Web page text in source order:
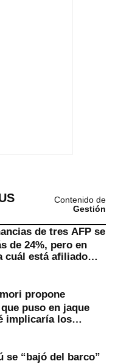
Contenido de
Gestión
de tres AFP se
de 24%, pero en
cuál está afiliado
propone
puso en jaque
implicaría los
se “bajó del barco”